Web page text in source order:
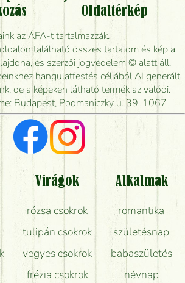
is lehet rendelni?
virágküldést úgy, hogy még ma
kiszállítsák?
tudják elkészíteni a csokrot, és
leghamarabb kiszállítani?
keresek, van önöknél?
kapok a virágküldésről?
kapom, ami a képen van?
a virágcsokrok szállításáról?
lehető legtovább friss a csokor?
koszorút vásárolni boltban?
Oldaltérkép
az ÁFA-t tartalmazzák.
található összes tartalom és kép a
és szerzői jogvédelem © alatt áll.
hangulatfestés céljából AI generált
de a képeken látható termék az valódi.
Budapest, Podmaniczky u. 39. 1067
Virágok
rózsa csokrok
tulipán csokrok
vegyes csokrok
frézia csokrok
Alkalmak
romantika
születésnap
babaszületés
névnap